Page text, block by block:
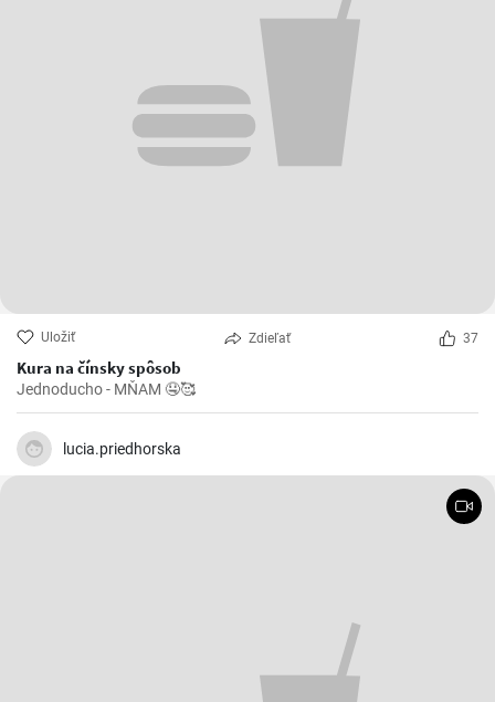
Uložiť Zdieľať 37
Kura na čínsky spôsob
Jednoducho - MŇAM 🤤🥰
lucia.priedhorska